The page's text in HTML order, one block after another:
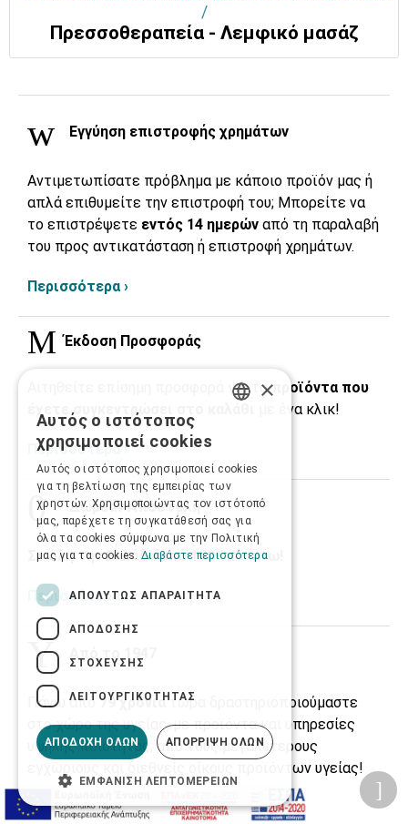
/
Πρεσσοθεραπεία - Λεμφικό μασάζ
Εγγύηση επιστροφής χρημάτων
Αντιμετωπίσατε πρόβλημα με κάποιο προϊόν μας ή
απλά επιθυμείτε την επιστροφή του; Μπορείτε να
το επιστρέψετε εντός 14 ημερών από τη παραλαβή
του προς αντικατάσταση ή επιστροφή χρημάτων.
Περισσότερα ›
Έκδοση Προσφοράς
Αιτηθείτε επίσημη προσφορά για ταπροϊόντα που
έχετε συγκεντρώσει στο καλάθι
με ένα κλικ!
Περισσότερα ›
Δωρεάν Αποστολή
Σε όλη την Ελλάδα από 100€ και άνω!
Περισσότερα ›
Πάνω από 79 χρόνια τώρα δραστηριοποιούμαστε
στο χώρο της υγείας, με προϊόντα και υπηρεσίες
υψηλής ποιότητας, από τους μεγαλύτερους
εγχώριους και διεθνείς οίκους προϊόντων υγείας!
Περισσότερα για εμάς ›
×
Αυτός ο ιστότοπος
χρησιμοποιεί cookies
Αυτός ο ιστότοπος χρησιμοποιεί cookies
για τη βελτίωση της εμπειρίας των
χρηστών. Χρησιμοποιώντας τον ιστότοπό
μας, παρέχετε τη συγκατάθεσή σας για
όλα τα cookies σύμφωνα με την Πολιτική
μας για τα cookies. Διαβάστε περισσότερα
ΑΠΟΛΎΤΩΣ ΑΠΑΡΑΊΤΗΤΑ
ΑΠΌΔΟΣΗΣ
ΣΤΌΧΕΥΣΗΣ
ΛΕΙΤΟΥΡΓΙΚΌΤΗΤΑΣ
ΑΠΟΔΟΧΉ ΌΛΩΝ ΑΠΌΡΡΙΨΗ ΌΛΩΝ
ΕΜΦΆΝΙΣΗ ΛΕΠΤΟΜΕΡΕΙΏΝ